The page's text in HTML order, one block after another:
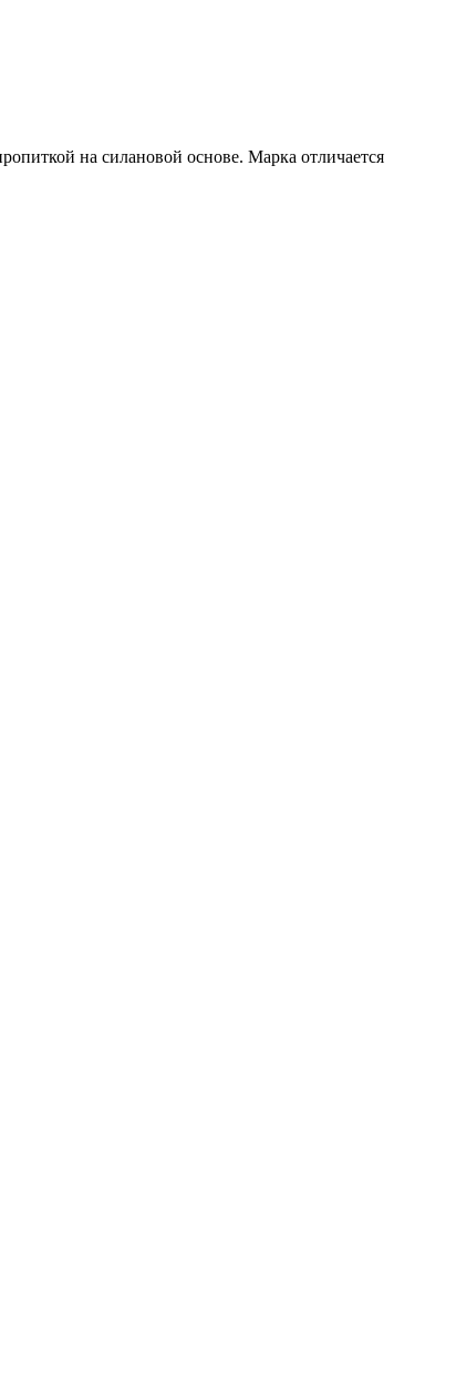
на силановой основе. Марка отличается